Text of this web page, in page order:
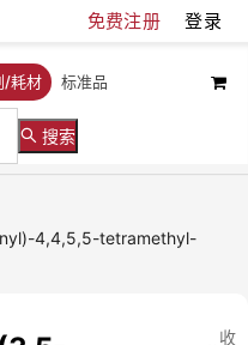
免费注册 登录
/耗材 标准品
搜索
4,4,5,5-tetramethyl-
收